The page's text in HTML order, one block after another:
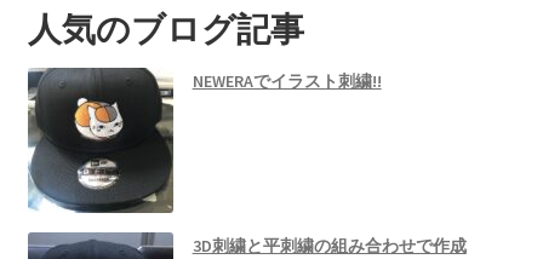
人気のブログ記事
NEWERAでイラスト刺繍!!
3D刺繍と平刺繍の組み合わせで作成